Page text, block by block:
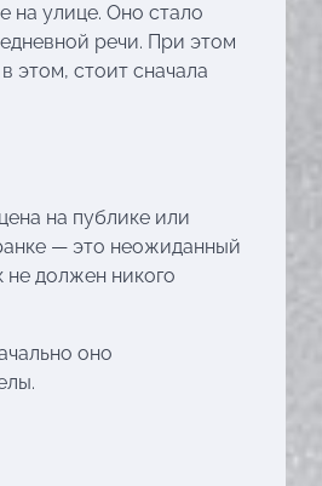
на улице. Оно стало
речи. При этом
этом, стоит сначала
на публике или
— это неожиданный
должен никого
оно